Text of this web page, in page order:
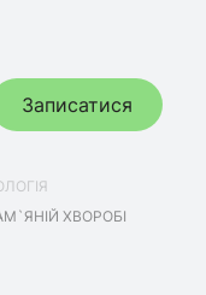
Записатися
ХВОРОБІ